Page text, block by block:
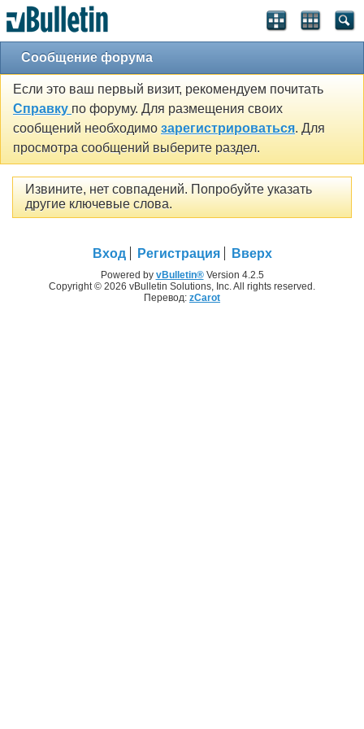
Сообщение форума
Если это ваш первый визит, рекомендуем почитать
Справку по форуму. Для размещения своих
сообщений необходимо зарегистрироваться. Для
просмотра сообщений выберите раздел.
Извините, нет совпадений. Попробуйте указать
другие ключевые слова.
Вход Регистрация Вверх
Powered by vBulletin®Version 4.2.5
Copyright © 2026 vBulletin Solutions, Inc. All rights reserved.
Перевод: zCarot